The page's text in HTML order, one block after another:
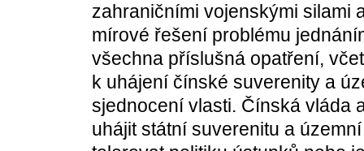
zahraničními vojenskými silami
mírové řešení problému
všechna příslušná opatření,
k uhájení čínské suverenity a
sjednocení vlasti. Čínská vláda
uhájit státní suverenitu a